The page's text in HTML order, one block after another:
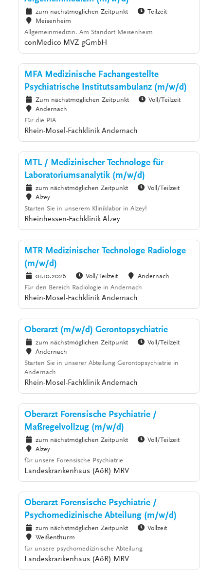
zum nächstmöglichen Zeitpunkt
Teilzeit
Meisenheim
Allgemeinmedizin. Am Standort Meisenheim
conMedico MVZ gGmbH
MFA Medizinische Fachangestellte
Psychiatrische Institutsambulanz (m/w/d)
Zum nächstmöglichen Zeitpunkt
Voll/Teilzeit
Andernach
Für die PIA
Rhein-Mosel-Fachklinik Andernach
MTL / Medizinischer Technologe für
Laboratoriumsanalytik (m/w/d)
zum nächstmöglichen Zeitpunkt
Voll/Teilzeit
Alzey
Starten Sie in unserem Kliniklabor in Alzey!
Rheinhessen-Fachklinik Alzey
MTR Medizinischer Technologe Radiologe
(m/w/d)
01.10.2026 Voll/Teilzeit
Andernach
Für den Bereich Radiologie in Andernach
Rhein-Mosel-Fachklinik Andernach
Oberarzt (m/w/d) Gerontopsychiatrie
zum nächstmöglichen Zeitpunkt
Voll/Teilzeit
Andernach
Starten Sie in unserer Abteilung Gerontopsychiatrie in
Andernach
Rhein-Mosel-Fachklinik Andernach
Oberarzt Forensische Psychiatrie /
Maßregelvollzug (m/w/d)
zum nächstmöglichen Zeitpunkt
Voll/Teilzeit
Alzey
für unsere Forensische Psychiatrie
Landeskrankenhaus (AöR) MRV
Oberarzt Forensische Psychiatrie /
Psychomedizinische Abteilung (m/w/d)
zum nächstmöglichen Zeitpunkt
Vollzeit
Weißenthurm
für unsere psychomedizinische Abteilung
Landeskrankenhaus (AöR) MRV